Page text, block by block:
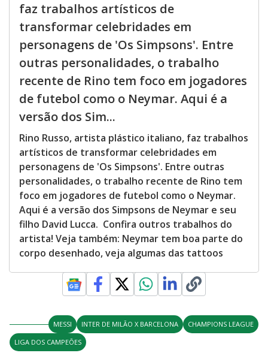
faz trabalhos artísticos de
transformar celebridades em
personagens de 'Os Simpsons'. Entre
outras personalidades, o trabalho
recente de Rino tem foco em jogadores
de futebol como o Neymar. Aqui é a
versão dos Sim...
Rino Russo, artista plástico italiano, faz trabalhos
artísticos de transformar celebridades em
personagens de 'Os Simpsons'. Entre outras
personalidades, o trabalho recente de Rino tem
foco em jogadores de futebol como o Neymar.
Aqui é a versão dos Simpsons de Neymar e seu
filho David Lucca. Confira outros trabalhos do
artista! Veja também: Neymar tem boa parte do
corpo desenhado, veja algumas das tattoos
MESSI INTER DE MILÃO X BARCELONA
CHAMPIONS LEAGUE
LIGA DOS CAMPEÕES